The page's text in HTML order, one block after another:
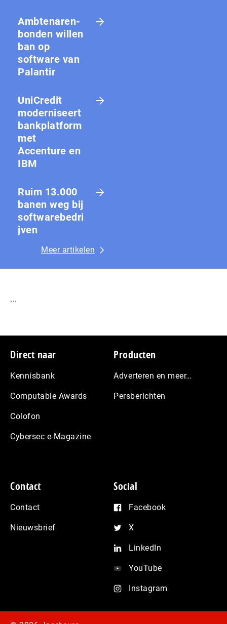
Amb­te­na­ren­
bon­den willen
ban op
software van
Palantir
UniCredit
moderniseert
bankplatform
met
Accenture en
IBM
Ruim 13.000
banen weg bij
softwarebedri
jven
Meer artikelen
...
Footer
Direct naar
Kennisbank
Computable Awards
Colofon
Cybersec e-Magazine
Producten
Adverteren en meer…
Persberichten
Contact
Contact
Nieuwsbrief
Social
Facebook
X
LinkedIn
YouTube
Instagram